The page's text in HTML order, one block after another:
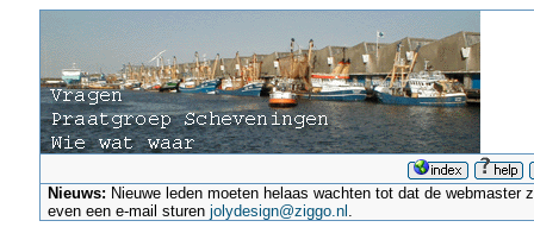
Nieuws: Nieuwe leden moeten helaas wachten tot dat de
even een e-mail sturenjolydesign@ziggo.nl .